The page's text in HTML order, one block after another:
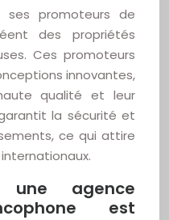
promoteurs de
des propriétés
Ces promoteurs
innovantes,
qualité et leur
la sécurité et
ce qui attire
agence
est